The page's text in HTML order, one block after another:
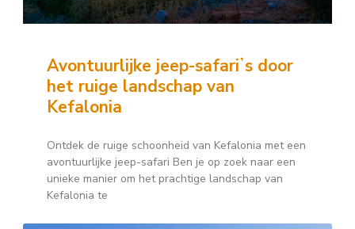
Avontuurlijke jeep-safariʼs door
het ruige landschap van
Kefalonia
Ontdek de ruige schoonheid van Kefalonia met een
avontuurlijke jeep-safari Ben je op zoek naar een
unieke manier om het prachtige landschap van
Kefalonia te